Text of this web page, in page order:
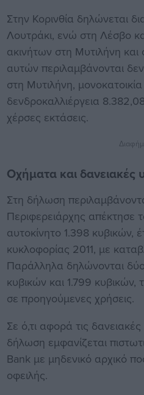
Στην Κορινθία δηλώνεται
Λουτράκι, ενώ στη Λέσβο
ακινήτων στη Μυτιλήνη
αυτών περιλαμβάνονται
στη Μυτιλήνη,
δενδροκαλλιέργεια
χέρσες εκτάσεις.
Οχήματα και δανειακές
Στη δήλωση
Περιφερειάρχης απέκτησε
αυτοκίνητο 1.398 κυβικών,
κυκλοφορίας 2011, με
Παράλληλα δηλώνονται
κυβικών και 1.799 κυβικών,
σε προηγούμενες χρήσεις.
Σε ό,τι αφορά τις
δήλωση εμφανίζεται
Bank με μηδενικό αρχικό
οφειλής.